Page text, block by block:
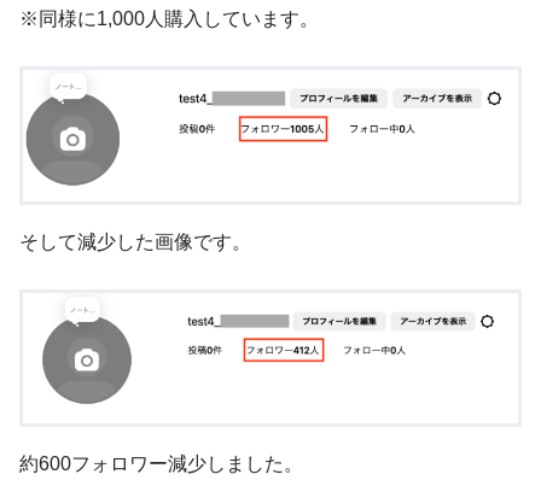
※同様に1,000人購入しています。
そして減少した画像です。
約600フォロワー減少しました。